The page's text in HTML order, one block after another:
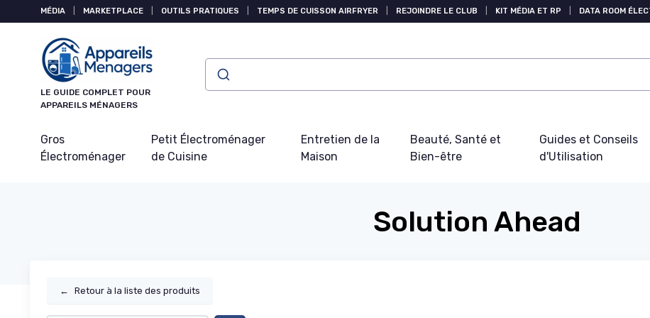
MÉDIA MARKETPLACE OUTILS PRATIQUES TEMPS DE CUISSON AIRFRYER REJOINDRE LE CLUB KIT MÉDIA ET RP DATA ROOM
LE GUIDE COMPLET POUR
APPAREILS MÉNAGERS
Gros
Électroménager
Petit Électroménager
de Cuisine
Entretien de la
Maison
Beauté, Santé et
Bien-être
Guides et Conseils
d'Utilisation
Solution Ahead
← Retour à la liste des produits
Panneau de gestion des cookies